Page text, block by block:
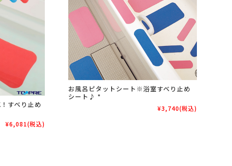
すべり止め
¥6,081(税込)
お風呂ピタットシート※浴室すべり止め
シート♪ *
¥3,740(税込)